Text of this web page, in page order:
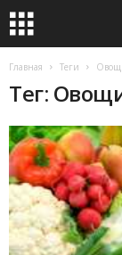
Главная Теги
Тег: